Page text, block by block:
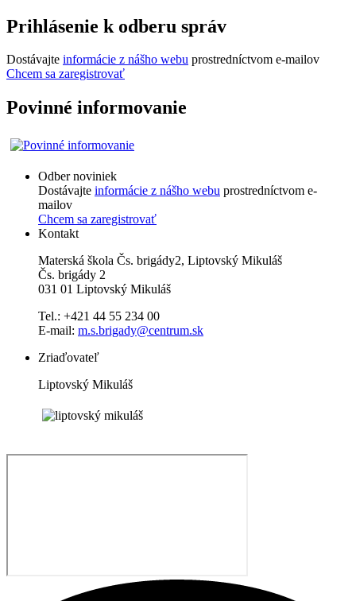
Prihlásenie k odberu správ
Dostávajte informácie z nášho webu prostredníctvom e-mailov
Chcem sa zaregistrovať
Povinné informovanie
Odber noviniek
Dostávajte informácie z nášho webu prostredníctvom e-
mailov
Chcem sa zaregistrovať
Kontakt
Materská škola Čs. brigády2, Liptovský Mikuláš
Čs. brigády 2
031 01 Liptovský Mikuláš
Tel.: +421 44 55 234 00
E-mail: m.s.brigady@centrum.sk
Zriaďovateľ
Liptovský Mikuláš